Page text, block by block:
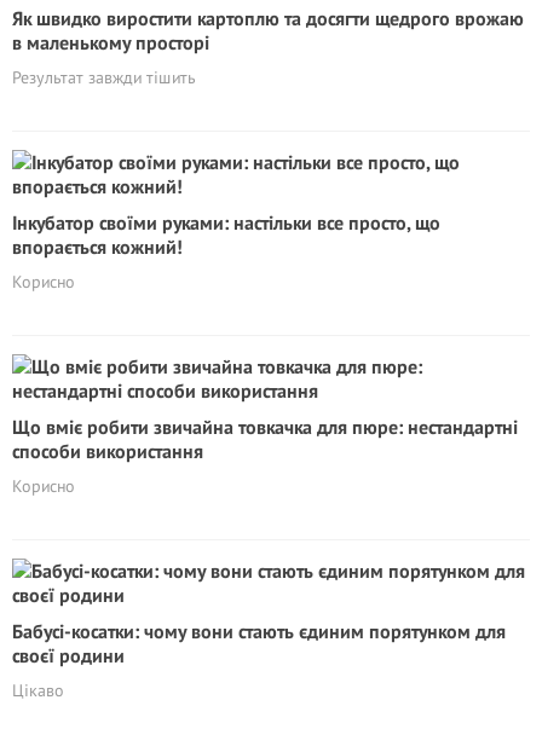
Як швидко виростити картоплю та досягти щедрого врожаю
в маленькому просторі
Результат завжди тішить
Інкубатор своїми руками: настільки все просто, що
впорається кожний!
Корисно
Що вміє робити звичайна товкачка для пюре: нестандартні
способи використання
Корисно
Бабусі-косатки: чому вони стають єдиним порятунком для
своєї родини
Цікаво